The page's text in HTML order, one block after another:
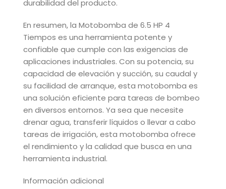
durabilidad del producto.
En resumen, la Motobomba de 6.5 HP 4
Tiempos es una herramienta potente y
confiable que cumple con las exigencias de
aplicaciones industriales. Con su potencia, su
capacidad de elevación y succión, su caudal y
su facilidad de arranque, esta motobomba es
una solución eficiente para tareas de bombeo
en diversos entornos. Ya sea que necesite
drenar agua, transferir líquidos o llevar a cabo
tareas de irrigación, esta motobomba ofrece
el rendimiento y la calidad que busca en una
herramienta industrial.
Información adicional